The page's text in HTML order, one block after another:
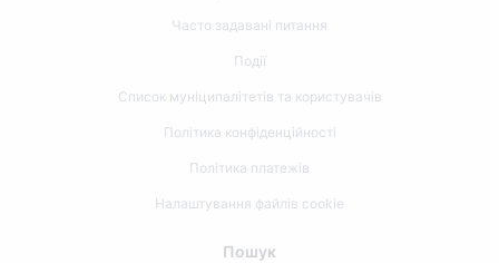
Часто задавані питання
Події
Список муніципалітетів та користувачів
Політика конфіденційності
Політика платежів
Налаштування файлів cookie
Пошук